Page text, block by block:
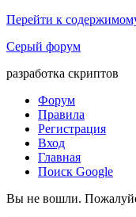
Перейти к
Серый форум
разработка скриптов
Форум
Правила
Регистрация
Вход
Главная
Поиск Google
Вы не вошли.